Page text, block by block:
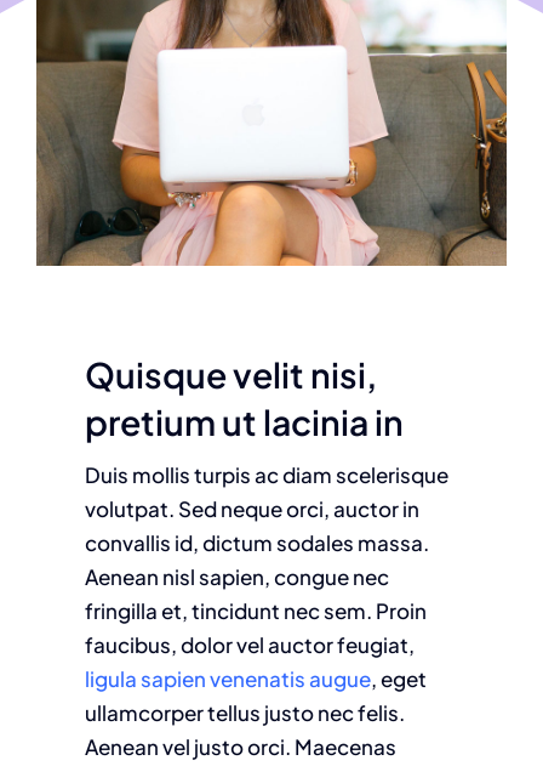
Quisque velit nisi,
pretium ut lacinia in
Duis mollis turpis ac diam scelerisque
volutpat. Sed neque orci, auctor in
convallis id, dictum sodales massa.
Aenean nisl sapien, congue nec
fringilla et, tincidunt nec sem. Proin
faucibus, dolor vel auctor feugiat,
ligula sapien venenatis augue, eget
ullamcorper tellus justo nec felis.
Aenean vel justo orci. Maecenas